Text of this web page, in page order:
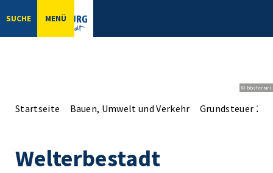
SUCHE MENÜ
© bbsferrari
Startseite Bauen, Umwelt und Verkehr Grundsteuer
Welterbestadt